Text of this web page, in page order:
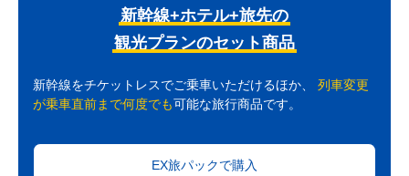
新幹線+ホテル+旅先の
観光プランのセット商品
新幹線をチケットレスでご乗車いただけるほか、
列車変更
が乗車直前まで何度でも可能な旅行商品です。
EX旅パックで購入